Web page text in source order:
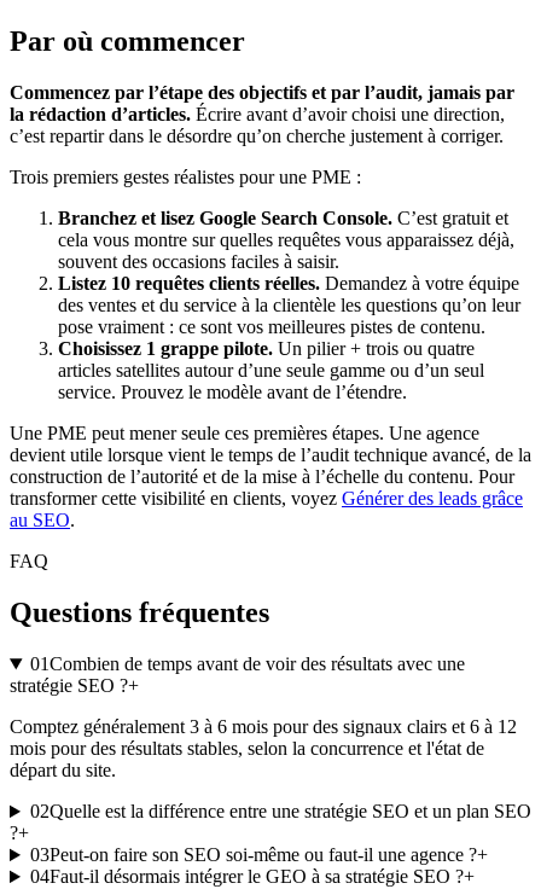
Par où commencer
Commencez par l’étape des objectifs et par l’audit, jamais par
la rédaction d’articles. Écrire avant d’avoir choisi une direction,
c’est repartir dans le désordre qu’on cherche justement à corriger.
Trois premiers gestes réalistes pour une PME :
Branchez et lisez Google Search Console. C’est gratuit et
cela vous montre sur quelles requêtes vous apparaissez déjà,
souvent des occasions faciles à saisir.
Listez 10 requêtes clients réelles. Demandez à votre équipe
des ventes et du service à la clientèle les questions qu’on leur
pose vraiment : ce sont vos meilleures pistes de contenu.
Choisissez 1 grappe pilote. Un pilier + trois ou quatre
articles satellites autour d’une seule gamme ou d’un seul
service. Prouvez le modèle avant de l’étendre.
Une PME peut mener seule ces premières étapes. Une agence
devient utile lorsque vient le temps de l’audit technique avancé, de la
construction de l’autorité et de la mise à l’échelle du contenu. Pour
transformer cette visibilité en clients, voyez Générer des leads grâce
au SEO.
FAQ
Questions fréquentes
01Combien de temps avant de voir des résultats avec une
stratégie SEO ?+
Comptez généralement 3 à 6 mois pour des signaux clairs et 6 à 12
mois pour des résultats stables, selon la concurrence et l'état de
départ du site.
02Quelle est la différence entre une stratégie SEO et un plan SEO
?+
03Peut-on faire son SEO soi-même ou faut-il une agence ?+
04Faut-il désormais intégrer le GEO à sa stratégie SEO ?+